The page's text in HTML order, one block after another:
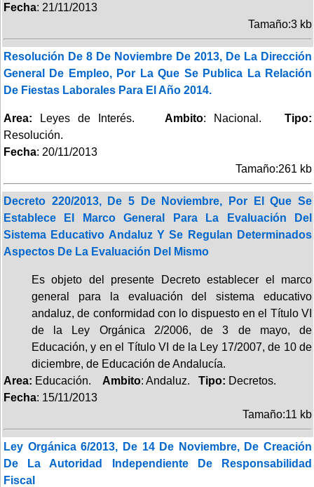
Fecha: 21/11/2013
Tamaño:3 kb
Resolución De 8 De Noviembre De 2013, De La Dirección
General De Empleo, Por La Que Se Publica La Relación
De Fiestas Laborales Para El Año 2014.
Area: Leyes de Interés.Ambito: Nacional.Tipo:
Resolución.
Fecha: 20/11/2013
Tamaño:261 kb
Decreto 220/2013, De 5 De Noviembre, Por El Que Se
Establece El Marco General Para La Evaluación Del
Sistema Educativo Andaluz Y Se Regulan Determinados
Aspectos De La Evaluación Del Mismo
Es objeto del presente Decreto establecer el marco
general para la evaluación del sistema educativo
andaluz, de conformidad con lo dispuesto en el Título VI
de la Ley Orgánica 2/2006, de 3 de mayo, de
Educación, y en el Título VI de la Ley 17/2007, de 10 de
diciembre, de Educación de Andalucía.
Area: Educación. Ambito: Andaluz. Tipo: Decretos.
Fecha: 15/11/2013
Tamaño:11 kb
Ley Orgánica 6/2013, De 14 De Noviembre, De Creación
De La Autoridad Independiente De Responsabilidad
Fiscal